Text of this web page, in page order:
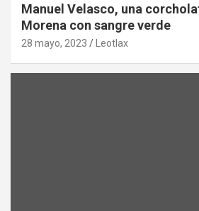
Manuel Velasco, una
Morena con sangre verde
28 mayo, 2023 Leotlax